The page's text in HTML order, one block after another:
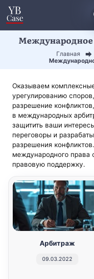
Международное
Главная
Оказываем
урегулированию
разрешение
в международных
защитить ваши
переговоры и
разрешения
международного
правовую поддержку.
Арбитраж
09.03.2022